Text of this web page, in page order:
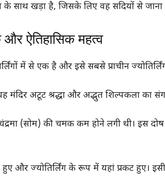
साथ खड़ा है, जिसके लिए वह सदियों से जाना
और ऐतिहासिक महत्व
में से एक है और इसे सबसे प्राचीन
मंदिर अटूट श्रद्धा और अद्भुत शिल्पकला का
(सोम) की चमक कम होने लगी थी। इस
हुए और ज्योतिर्लिंग के रूप में यहां प्रकट हुए।